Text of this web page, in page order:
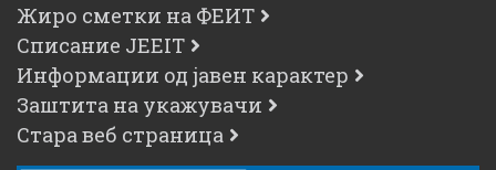
Жиро сметки на ФЕИТ
Списание JEEIT
Информации од јавен карактер
Заштита на укажувачи
Стара веб страница